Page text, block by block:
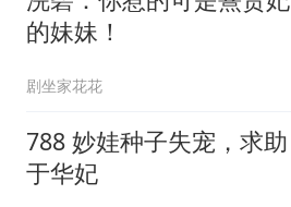
的妹妹！
剧坐家花花
788 妙娃种子失宠，求助
于华妃